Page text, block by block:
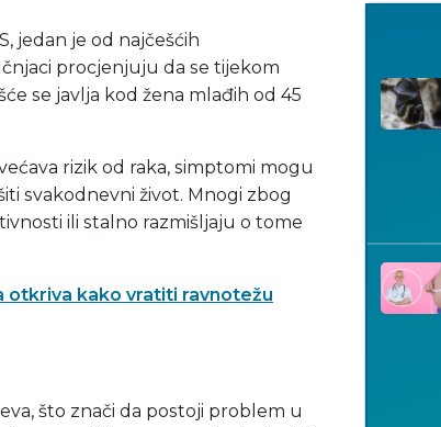
jedan je od najčešćih
procjenjuju da se tijekom
se javlja kod žena mlađih od 45
rizik od raka, simptomi mogu
svakodnevni život. Mnogi zbog
ili stalno razmišljaju o tome
otkriva kako vratiti ravnotežu
što znači da postoji problem u